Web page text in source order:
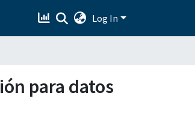
Log In
para datos